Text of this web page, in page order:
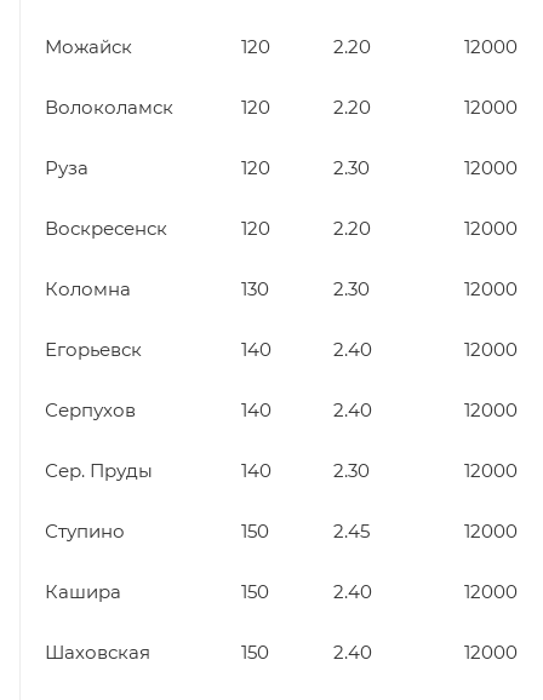
Можайск 120 2.20 12000
Волоколамск 120 2.20 12000
Руза 120 2.30 12000
Воскресенск 120 2.20 12000
Коломна 130 2.30 12000
Егорьевск 140 2.40 12000
Серпухов 140 2.40 12000
Сер. Пруды 140 2.30 12000
Ступино 150 2.45 12000
Кашира 150 2.40 12000
Шаховская 150 2.40 12000